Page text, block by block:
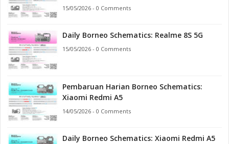
15/05/2026 - 0 Comments
Daily Borneo Schematics: Realme 8S 5G
15/05/2026 - 0 Comments
Pembaruan Harian Borneo Schematics:
Xiaomi Redmi A5
14/05/2026 - 0 Comments
Daily Borneo Schematics: Xiaomi Redmi A5